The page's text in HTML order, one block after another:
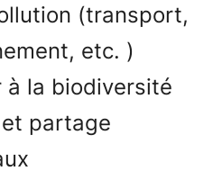
(transport,
etc. )
à la biodiversité
partage